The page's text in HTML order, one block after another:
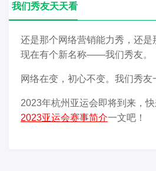
我们秀友天天看
还是那个网络营销能力秀，还是
现在有个新名称——我们秀友。
网络在变，初心不变。我们秀友
2023年杭州亚运会即将到来，
2023亚运会赛事简介一文吧！